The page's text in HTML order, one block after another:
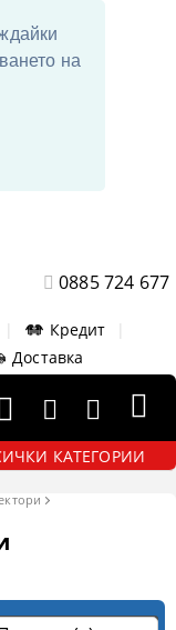
на
0885 724 677
Кредит
Доставка
КАТЕГОРИИ